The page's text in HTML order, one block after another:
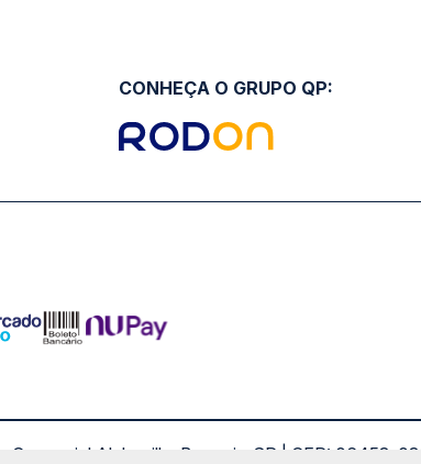
CONHEÇA O GRUPO QP:
Alphaville, Barueri - SP | CEP: 06453-